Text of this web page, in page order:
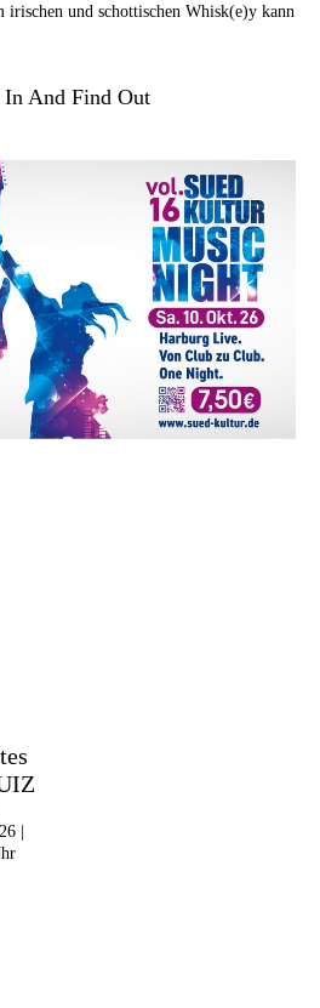
irischen und schottischen Whisk(e)y kann
In And Find Out
|